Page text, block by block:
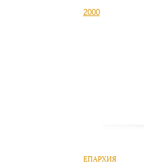
2000
ЕПАРХИЯ